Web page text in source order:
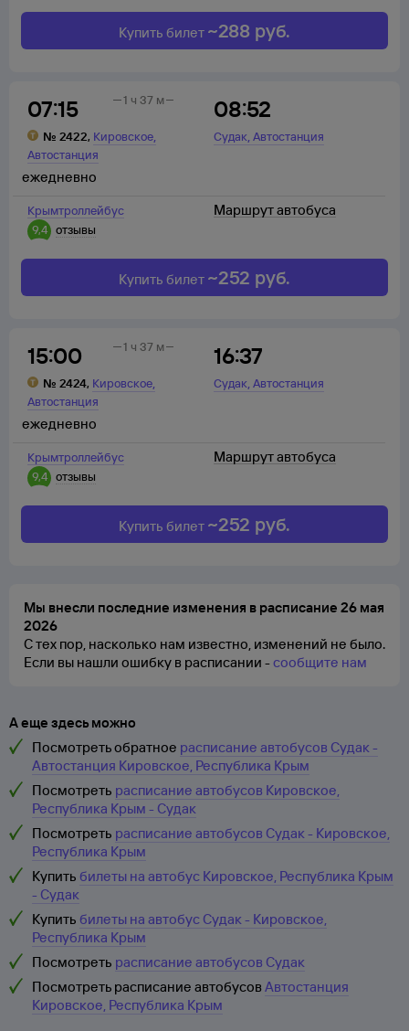
Купить билет ~288 руб.
07:15
№ 2422, Кировское,
Автостанция
08:52
Судак,Автостанция
1 ч 37 м
Крымтроллейбус
9,4 отзывы
ежедневно
Маршрут автобуса
Купить билет ~252 руб.
15:00
№ 2424, Кировское,
Автостанция
16:37
Судак,Автостанция
1 ч 37 м
Крымтроллейбус
9,4 отзывы
ежедневно
Маршрут автобуса
Купить билет ~252 руб.
Мы внесли последние изменения в расписание 26 мая
2026
С тех пор, насколько нам известно, изменений не было.
Если вы нашли ошибку в расписании -сообщите нам
А еще здесь можно
Посмотреть обратное расписание автобусов Судак -
Автостанция Кировское, Республика Крым
Посмотреть расписание автобусов Кировское,
Республика Крым - Судак
Посмотреть расписание автобусов Судак - Кировское,
Республика Крым
Купить билеты на автобус Кировское, Республика Крым
- Судак
Купить билеты на автобус Судак - Кировское,
Республика Крым
Посмотреть расписание автобусов Судак
Посмотреть расписание автобусовАвтостанция
Кировское, Республика Крым